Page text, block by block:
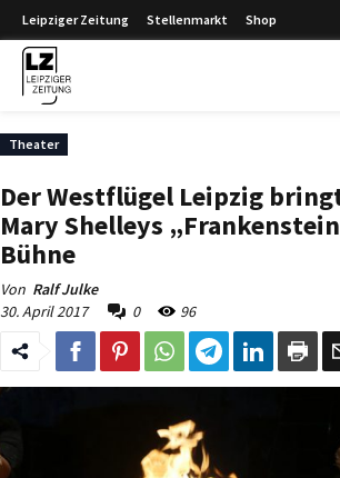
Leipziger Zeitung Stellenmarkt Shop
Theater
Der Westflügel Leipzig
Mary Shelleys
Bühne
Von Ralf Julke
30. April 2017
0 96